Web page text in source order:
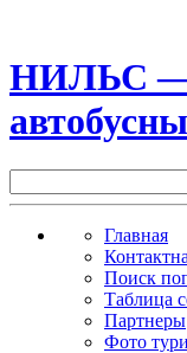
НИЛЬС —
Главная
Поиск
Таблица
Партнеры
Фото